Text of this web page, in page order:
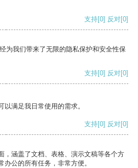
支持[0] 反对[0]
为我们带来了无限的隐私保护和安全性保
支持[0] 反对[0]
满足我日常使用的需求。
支持[0] 反对[0]
，涵盖了文档、表格、演示文稿等各个方
公的所有任务，非常方便。